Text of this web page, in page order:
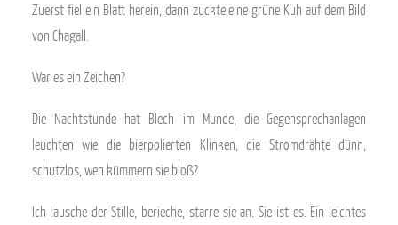
VERANSTALTUNGEN
UNTERSTÜTZE UNS!
SEARCH
Zuerst fiel ein Blatt herein, dann zuckte eine grüne Kuh auf dem Bild
von Chagall.
War es ein Zeichen?
Die Nachtstunde hat Blech im Munde, die Gegensprechanlagen
leuchten wie die bierpolierten Klinken, die Stromdrähte dünn,
schutzlos, wen kümmern sie bloß?
Ich lausche der Stille, berieche, starre sie an. Sie ist es. Ein leichtes